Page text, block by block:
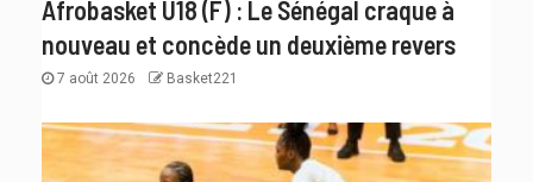
Afrobasket U18 (F) : Le Sénégal craque à
nouveau et concède un deuxième revers
7 août 2026 Basket221